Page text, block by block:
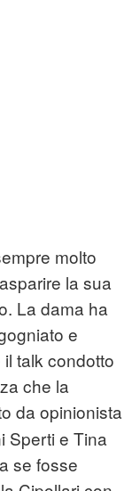
molto
la sua
La dama ha
e
talk condotto
che la
da opinionista
Sperti e Tina
se fosse